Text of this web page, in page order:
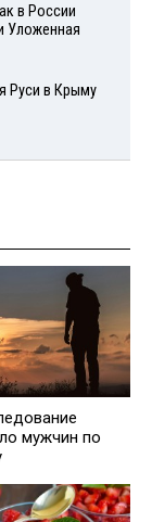
в России
Уложенная
Руси в Крыму
мужчин по